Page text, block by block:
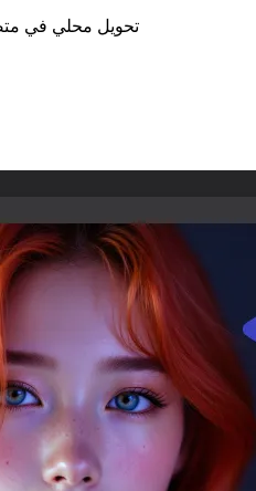
تحويل محلي في